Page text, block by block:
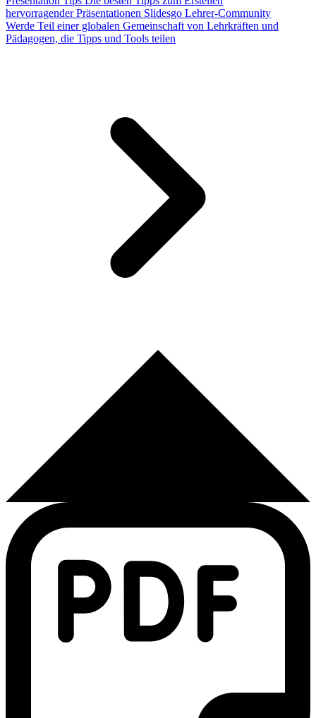
hervorragender Präsentationen Slidesgo Lehrer-Community
Werde Teil einer globalen Gemeinschaft von Lehrkräften und
Pädagogen, die Tipps und Tools teilen